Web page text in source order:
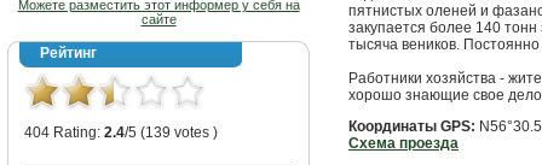
Можете разместить этот информер у себя на
сайте
Рейтинг
404 Rating: 2.4/5 (139 votes )
пятнистых оленей и
закупается более 140
тысяча веников.
Работники хозяйства -
хорошо знающие свое дело,
Координаты GPS:
Схема проезда